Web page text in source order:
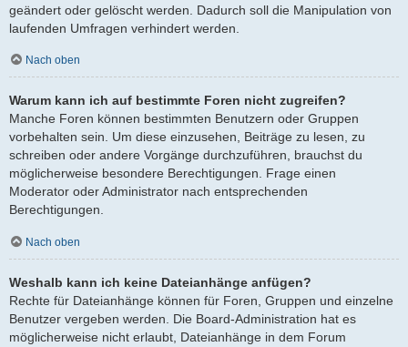
geändert oder gelöscht werden. Dadurch soll die Manipulation von
laufenden Umfragen verhindert werden.
Nach oben
Warum kann ich auf bestimmte Foren nicht zugreifen?
Manche Foren können bestimmten Benutzern oder Gruppen
vorbehalten sein. Um diese einzusehen, Beiträge zu lesen, zu
schreiben oder andere Vorgänge durchzuführen, brauchst du
möglicherweise besondere Berechtigungen. Frage einen
Moderator oder Administrator nach entsprechenden
Berechtigungen.
Nach oben
Weshalb kann ich keine Dateianhänge anfügen?
Rechte für Dateianhänge können für Foren, Gruppen und einzelne
Benutzer vergeben werden. Die Board-Administration hat es
möglicherweise nicht erlaubt, Dateianhänge in dem Forum